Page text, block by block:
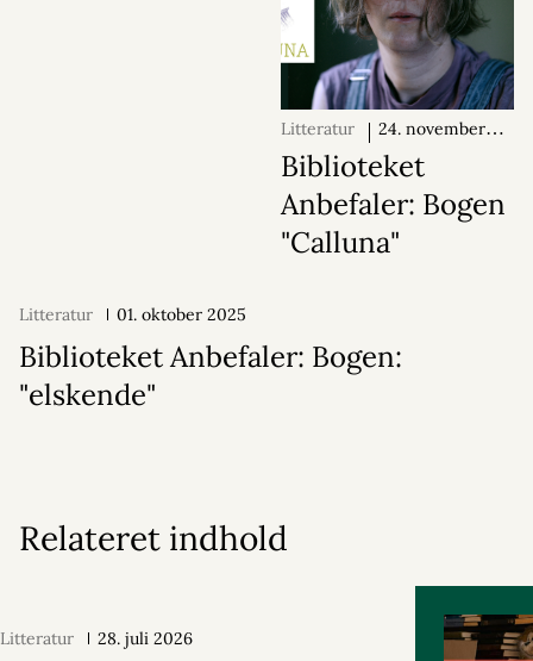
Litteratur
24. november
2025
Biblioteket
Anbefaler: Bogen
"Calluna"
Litteratur 01. oktober 2025
Biblioteket Anbefaler: Bogen:
"elskende"
Relateret indhold
Litteratur 28. juli 2026